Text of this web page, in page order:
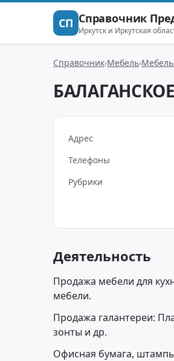
СП Справочник
Иркутск и Иркутская
Справочник Мебель
Адрес
Телефоны
Рубрики
Деятельность
Продажа мебели для
мебели.
Продажа галантереи:
зонты и др.
Офисная бумага,